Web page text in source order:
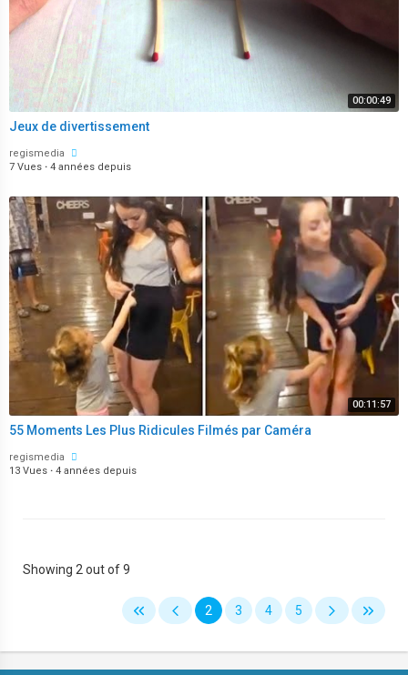
00:00:49
Jeux de divertissement
regismedia
7 Vues · 4 années depuis
00:11:57
55 Moments Les Plus Ridicules Filmés par Caméra
regismedia
13 Vues · 4 années depuis
Showing 2 out of 9
2 3 4 5